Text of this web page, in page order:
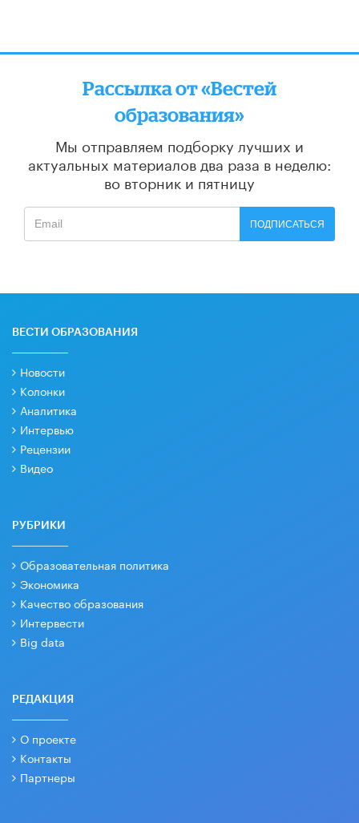
Рассылка от «Вестей
образования»
Мы отправляем подборку лучших и
актуальных материалов два раза в неделю:
во вторник и пятницу
ПОДПИСАТЬСЯ
ВЕСТИ ОБРАЗОВАНИЯ
Новости
Колонки
Аналитика
Интервью
Рецензии
Видео
РУБРИКИ
Образовательная политика
Экономика
Качество образования
Интервести
Big data
РЕДАКЦИЯ
О проекте
Контакты
Партнеры